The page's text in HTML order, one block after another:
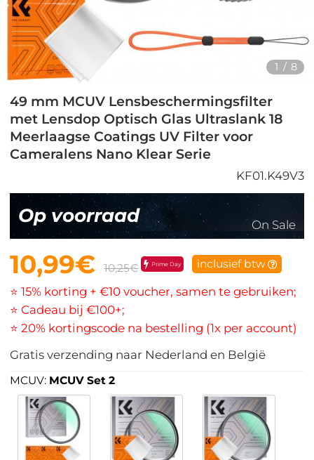
1 / 8
49 mm MCUV Lensbeschermingsfilter
met Lensdop Optisch Glas Ultraslank 18
Meerlaagse Coatings UV Filter voor
Cameralens Nano Klear Serie
KF01.K49V3
Op voorraad On Sale
10,99€ 10,25€ Prime Day inclusief btw
⭐ 15% korting + €10 voucher, samen te gebruiken;
⭐ Cadeau bij €100+;
⭐ 20% kortingscode na bestelling (1x per account)
Gratis verzending naar Nederland en België
MCUV: MCUV Set 2